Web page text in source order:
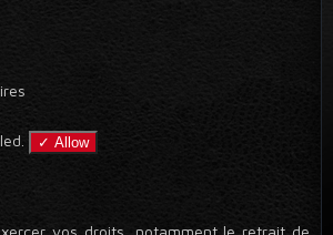
✓ Allow
vos droits, notamment le retrait de